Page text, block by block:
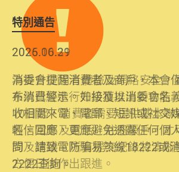
特別通告
2026.06.29
消委會提醒消費者及商戶，本會
布消費警示。如接獲以消委會名
收相關來電、電郵、短訊或社交
輕信回應，更應避免透露任何個
問，請致電防騙易熱線18222或
2222查詢。
2025.10.31
為提升使用者體驗及網絡安全，
系統已經進行升級及推出新功能
10日起，消費者需要提供基本聯
名、電郵及電話）註冊帳戶，才
詢及建議。所有提交紀錄將清晰
方便日後作出跟進。